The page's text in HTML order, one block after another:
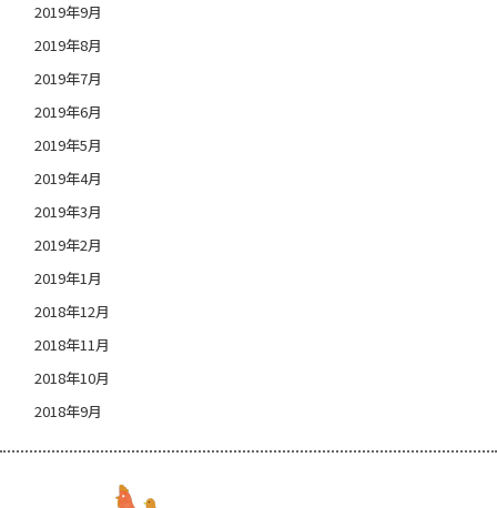
2019年9月
2019年8月
2019年7月
2019年6月
2019年5月
2019年4月
2019年3月
2019年2月
2019年1月
2018年12月
2018年11月
2018年10月
2018年9月